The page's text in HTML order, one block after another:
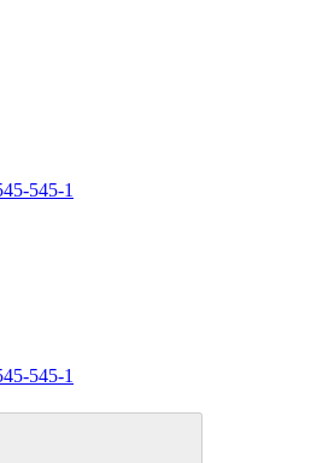
545-1
545-1